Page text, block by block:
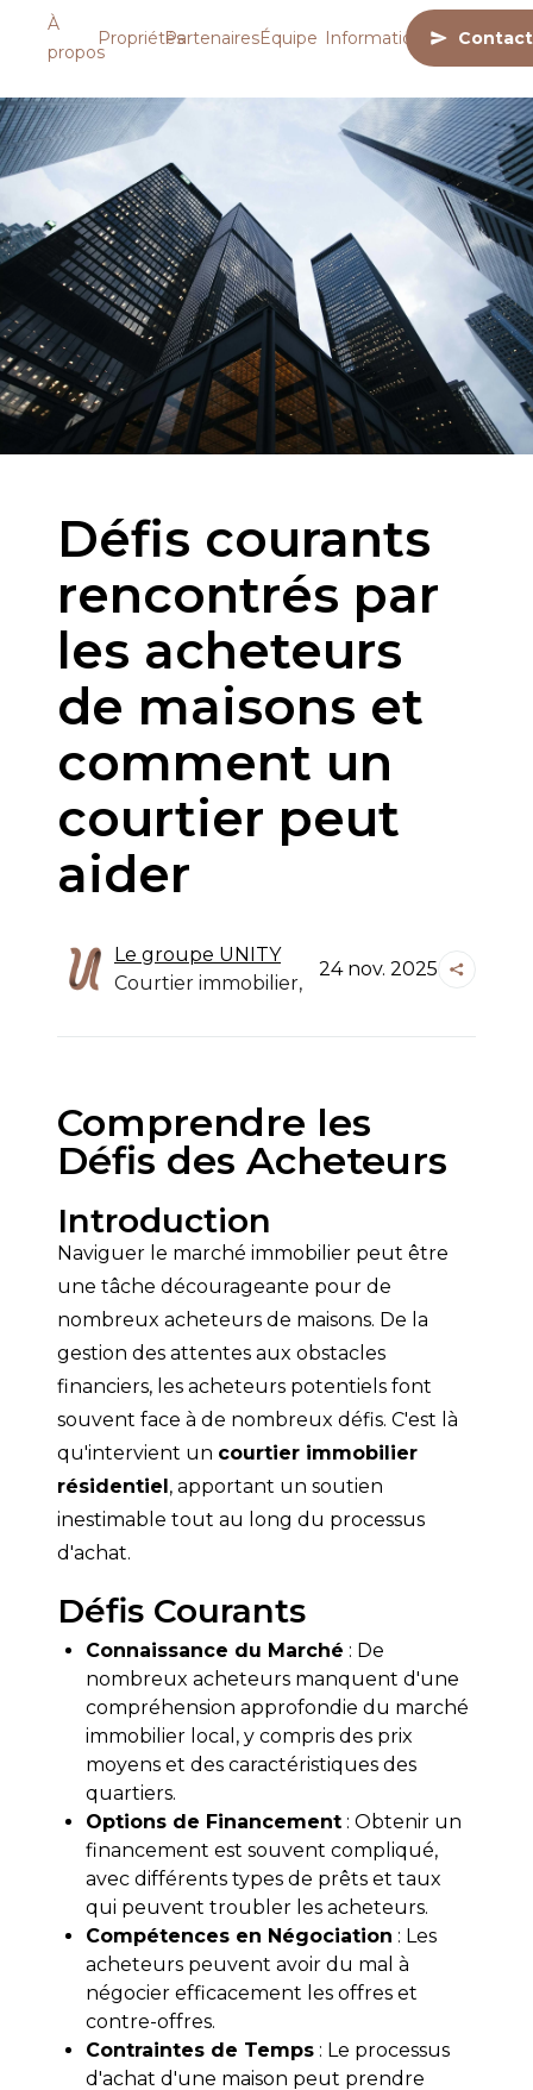
À
propos
PropriétésPartenairesÉquipe Informations
Défis courants
rencontrés par
les acheteurs
de maisons et
comment un
courtier peut
aider
Le groupe UNITY
Courtier immobilier,
24 nov. 2025
Comprendre les
Défis des Acheteurs
Introduction
Naviguer le marché immobilier peut être
une tâche décourageante pour de
nombreux acheteurs de maisons. De la
gestion des attentes aux obstacles
financiers, les acheteurs potentiels font
souvent face à de nombreux défis. C'est là
qu'intervient un courtier immobilier
résidentiel, apportant un soutien
inestimable tout au long du processus
d'achat.
Défis Courants
Connaissance du Marché : De
nombreux acheteurs manquent d'une
compréhension approfondie du marché
immobilier local, y compris des prix
moyens et des caractéristiques des
quartiers.
Options de Financement : Obtenir un
financement est souvent compliqué,
avec différents types de prêts et taux
qui peuvent troubler les acheteurs.
Compétences en Négociation : Les
acheteurs peuvent avoir du mal à
négocier efficacement les offres et
contre-offres.
Contraintes de Temps : Le processus
d'achat d'une maison peut prendre